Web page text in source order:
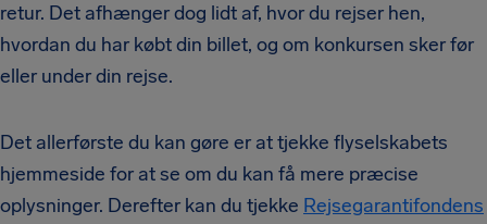
retur. Det afhænger dog lidt af, hvor du rejser hen,
hvordan du har købt din billet, og om konkursen sker før
eller under din rejse.
Det allerførste du kan gøre er at tjekke flyselskabets
hjemmeside for at se om du kan få mere præcise
oplysninger. Derefter kan du tjekke Rejsegarantifondens